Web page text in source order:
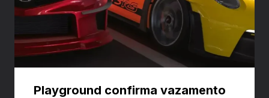
Playground confirma vazamento